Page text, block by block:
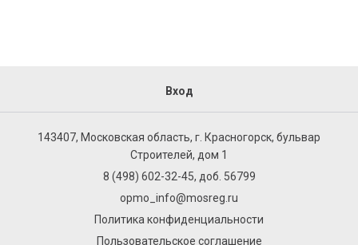
Вход
143407, Московская область, г. Красногорск, бульвар
Строителей, дом 1
8 (498) 602-32-45, доб. 56799
opmo_info@mosreg.ru
Политика конфиденциальности
Пользовательское соглашение